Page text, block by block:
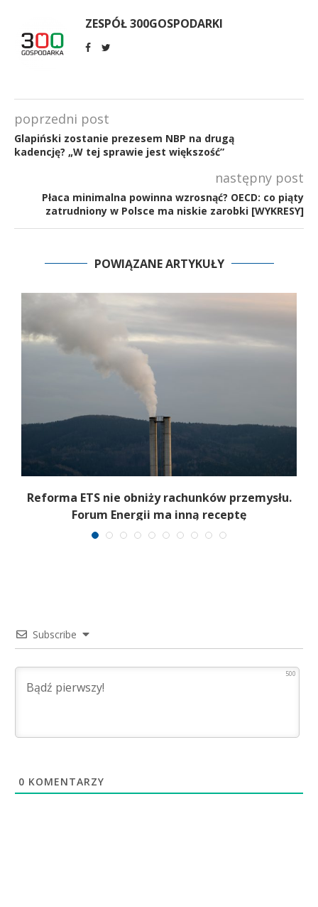
ZESPÓŁ 300GOSPODARKI
poprzedni post
Glapiński zostanie prezesem NBP na drugą
kadencję? „W tej sprawie jest większość”
następny post
Płaca minimalna powinna wzrosnąć? OECD: co piąty
zatrudniony w Polsce ma niskie zarobki [WYKRESY]
POWIĄZANE ARTYKUŁY
Reforma ETS nie obniży rachunków przemysłu.
Forum Energii ma inną receptę
Subscribe
500
0 KOMENTARZY